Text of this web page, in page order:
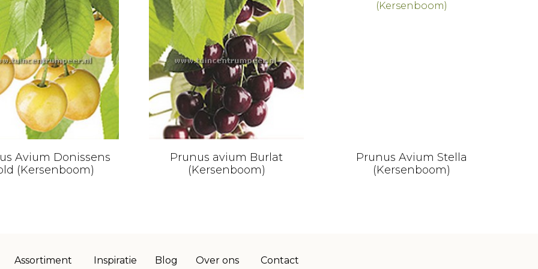
Avium Donissens
(Kersenboom)
Dit
product
Prunus avium Burlat
(Kersenboom)
Dit
product
Prunus Avium Stella
(Kersenboom)
Assortiment Inspiratie Blog Over ons Contact